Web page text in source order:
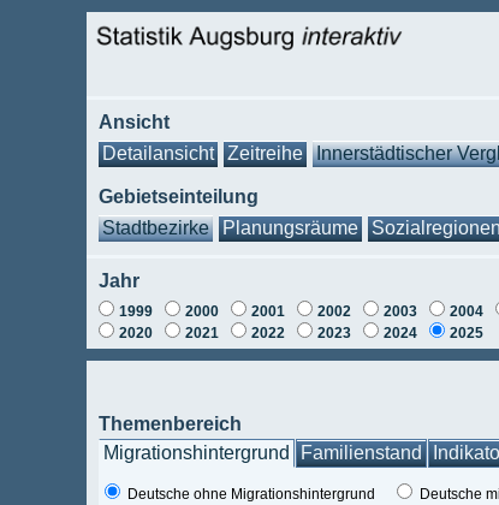
Ansicht
Detailansicht
Zeitreihe Innerstädtischer
Gebietseinteilung
Stadtbezirke
Planungsräume
Jahr
1999 2000 2001 2002 2003 2004
2020
2021 2022 2023 2024 2025
Themenbereich
Migrationshintergrund
Familienstand
Deutsche ohne Migrationshintergrund Deutsche